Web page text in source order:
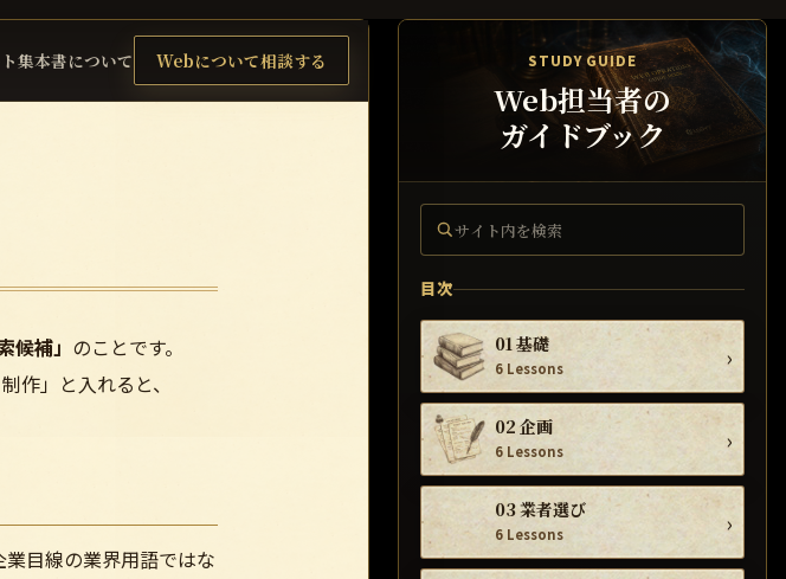
STUDY GUIDE
Web担当者の
ガイドブック
サイト内を検索
目次
01 基礎
6 Lessons ›
02 企画
6 Lessons ›
03 業者選び
6 Lessons ›
集本書について Webについて相談する
候補」 のことです。
作」と入れると、
目線の業界用語ではな